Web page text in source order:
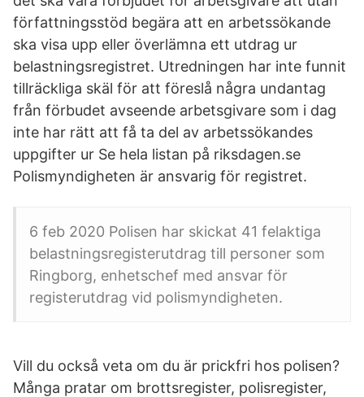
författningsstöd begära att en arbetssökande
ska visa upp eller överlämna ett utdrag ur
belastningsregistret. Utredningen har inte funnit
tillräckliga skäl för att föreslå några undantag
från förbudet avseende arbetsgivare som i dag
inte har rätt att få ta del av arbetssökandes
uppgifter ur Se hela listan på riksdagen.se
Polismyndigheten är ansvarig för registret.
6 feb 2020 Polisen har skickat 41 felaktiga
belastningsregisterutdrag till personer som
Ringborg, enhetschef med ansvar för
registerutdrag vid polismyndigheten.
Vill du också veta om du är prickfri hos polisen?
Många pratar om brottsregister, polisregister,